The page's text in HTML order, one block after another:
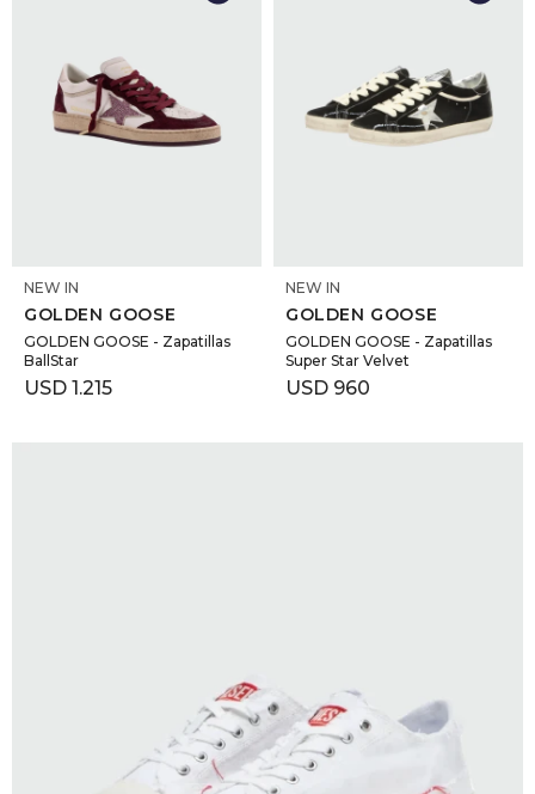
NEW IN
GOLDEN GOOSE
GOLDEN GOOSE - Zapatillas
BallStar
USD 1.215
NEW IN
GOLDEN GOOSE
GOLDEN GOOSE - Zapatillas
Super Star Velvet
USD 960